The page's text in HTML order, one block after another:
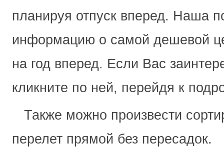
планируя отпуск вперед. Наша
информацию о самой дешевой
на год вперед. Если Вас
кликните по ней, перейдя к
Также можно произвести
перелет прямой без пересадок.